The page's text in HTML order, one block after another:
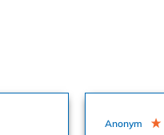
Anonym